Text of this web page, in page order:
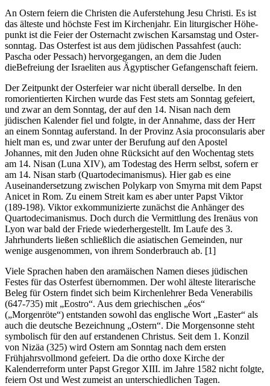
An Ostern feiern die Christen die Auferstehung Jesu Christi. Es ist
das älteste und höchste Fest im Kirchenjahr. Ein liturgischer Höhe-
punkt ist die Feier der Osternacht zwischen Karsamstag und Oster-
sonntag. Das Osterfest ist aus dem jüdischen Passahfest (auch:
Pascha oder Pessach) hervorgegangen, an dem die Juden
dieBefreiung der Israeliten aus Ägyptischer Gefangenschaft feiern.
Der Zeitpunkt der Osterfeier war nicht überall derselbe. In den
romorientierten Kirchen wurde das Fest stets am Sonntag gefeiert,
und zwar an dem Sonntag, der auf den 14. Nisan nach dem
jüdischen Kalender fiel und folgte, in der Annahme, dass der Herr
an einem Sonntag auferstand. In der Provinz Asia proconsularis aber
hielt man es, und zwar unter der Berufung auf den Apostel
Johannes, mit den Juden ohne Rücksicht auf den Wochentag stets
am 14. Nisan (Luna XIV), am Todestag des Herrn selbst, sofern er
am 14. Nisan starb (Quartodecimanismus). Hier gab es eine
Auseinandersetzung zwischen Polykarp von Smyrna mit dem Papst
Anicet in Rom. Zu einem Streit kam es aber unter Papst Viktor
(189-198). Viktor exkommunizierte zunächst die Anhänger des
Quartodecimanismus. Doch durch die Vermittlung des Irenäus von
Lyon war bald der Friede wiederhergestellt. Im Laufe des 3.
Jahrhunderts ließen schließlich die asiatischen Gemeinden, nur
wenige ausgenommen, von ihrem Sonderbrauch ab. [1]
Viele Sprachen haben den aramäischen Namen dieses jüdischen
Festes für das Osterfest übernommen. Der wohl älteste literarische
Beleg für Ostern findet sich beim Kirchenlehrer Beda Venerabilis
(647-735) mit „Eostro“. Aus dem griechischen „éos“
(„Morgenröte“) entstanden sowohl das englische Wort „Easter“ als
auch die deutsche Bezeichnung „Ostern“. Die Morgensonne steht
symbolisch für den auf erstandenen Christus. Seit dem 1. Konzil
von Nizäa (325) wird Ostern am Sonntag nach dem ersten
Frühjahrsvollmond gefeiert. Da die ortho doxe Kirche der
Kalenderreform unter Papst Gregor XIII. im Jahre 1582 nicht folgte,
feiern Ost und West zumeist an unterschiedlichen Tagen.